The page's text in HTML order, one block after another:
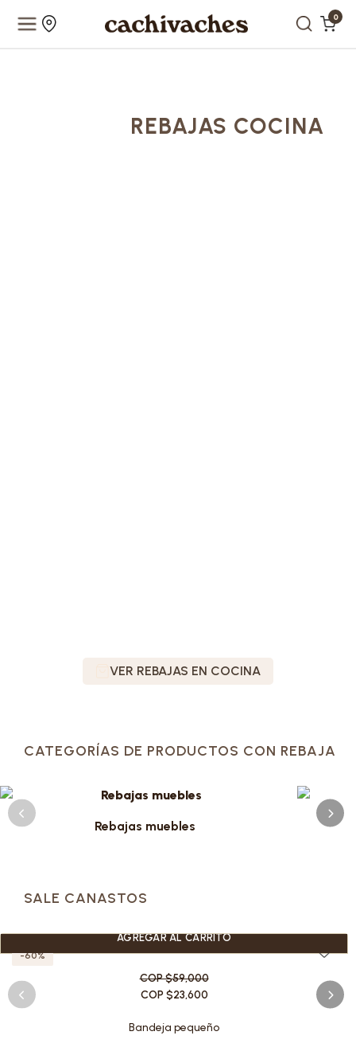
0
REBAJAS COCINA
VER REBAJAS EN COCINA
CATEGORÍAS DE PRODUCTOS CON REBAJA
Rebajas muebles
SALE CANASTOS
-60%
AGREGAR AL CARRITO
Bandeja pequeño
COP $59,000
COP $23,600